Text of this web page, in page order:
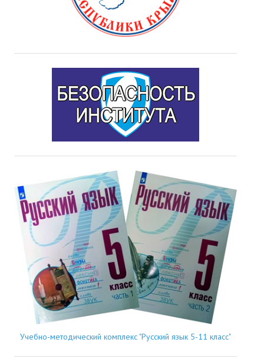
Учебно-методический комплекс "Русский язык 5-11 класс"